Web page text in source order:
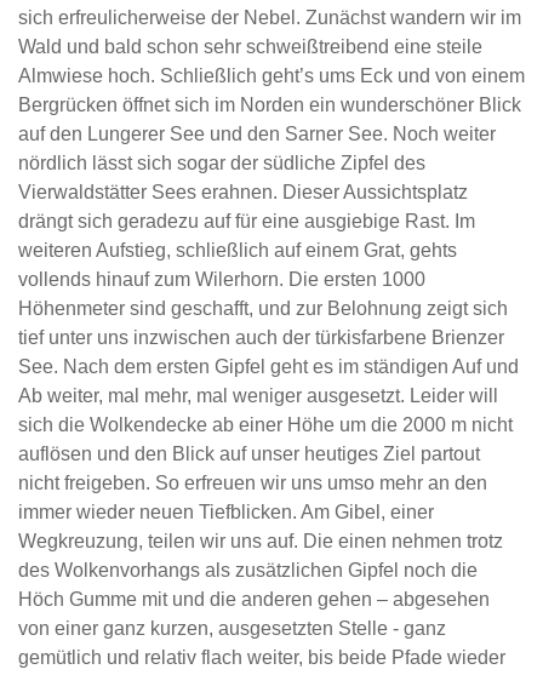
sich erfreulicherweise der Nebel. Zunächst wandern wir im
Wald und bald schon sehr schweißtreibend eine steile
Almwiese hoch. Schließlich geht’s ums Eck und von einem
Bergrücken öffnet sich im Norden ein wunderschöner Blick
auf den Lungerer See und den Sarner See. Noch weiter
nördlich lässt sich sogar der südliche Zipfel des
Vierwaldstätter Sees erahnen. Dieser Aussichtsplatz
drängt sich geradezu auf für eine ausgiebige Rast. Im
weiteren Aufstieg, schließlich auf einem Grat, gehts
vollends hinauf zum Wilerhorn. Die ersten 1000
Höhenmeter sind geschafft, und zur Belohnung zeigt sich
tief unter uns inzwischen auch der türkisfarbene Brienzer
See. Nach dem ersten Gipfel geht es im ständigen Auf und
Ab weiter, mal mehr, mal weniger ausgesetzt. Leider will
sich die Wolkendecke ab einer Höhe um die 2000 m nicht
auflösen und den Blick auf unser heutiges Ziel partout
nicht freigeben. So erfreuen wir uns umso mehr an den
immer wieder neuen Tiefblicken. Am Gibel, einer
Wegkreuzung, teilen wir uns auf. Die einen nehmen trotz
des Wolkenvorhangs als zusätzlichen Gipfel noch die
Höch Gumme mit und die anderen gehen – abgesehen
von einer ganz kurzen, ausgesetzten Stelle - ganz
gemütlich und relativ flach weiter, bis beide Pfade wieder